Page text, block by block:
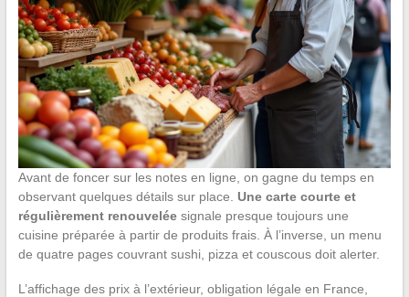
Avant de foncer sur les notes en ligne, on gagne du temps en
observant quelques détails sur place. Une carte courte et
régulièrement renouveléesignale presque toujours une
cuisine préparée à partir de produits frais. À l’inverse, un menu
de quatre pages couvrant sushi, pizza et couscous doit alerter.
L’affichage des prix à l’extérieur, obligation légale en France,